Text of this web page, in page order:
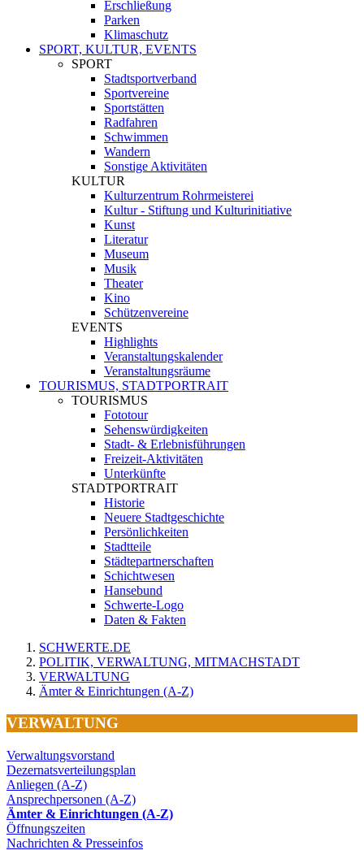
Erschließung
Parken
Klimaschutz
SPORT, KULTUR, EVENTS
SPORT
Stadtsportverband
Sportvereine
Sportstätten
Radfahren
Schwimmen
Wandern
Sonstige Aktivitäten
KULTUR
Kulturzentrum Rohrmeisterei
Kultur - Stiftung und Kulturinitiative
Kunst
Literatur
Museum
Musik
Theater
Kino
Schützenvereine
EVENTS
Highlights
Veranstaltungskalender
Veranstaltungsräume
TOURISMUS, STADTPORTRAIT
TOURISMUS
Fototour
Sehenswürdigkeiten
Stadt- & Erlebnisführungen
Freizeit-Aktivitäten
Unterkünfte
STADTPORTRAIT
Historie
Neuere Stadtgeschichte
Persönlichkeiten
Stadtteile
Städtepartnerschaften
Schichtwesen
Hansebund
Schwerte-Logo
Daten & Fakten
SCHWERTE.DE
POLITIK, VERWALTUNG, MITMACHSTADT
VERWALTUNG
Ämter & Einrichtungen (A-Z)
VERWALTUNG
Verwaltungsvorstand
Dezernatsverteilungsplan
Anliegen (A-Z)
Ansprechpersonen (A-Z)
Ämter & Einrichtungen (A-Z)
Öffnungszeiten
Nachrichten & Presseinfos